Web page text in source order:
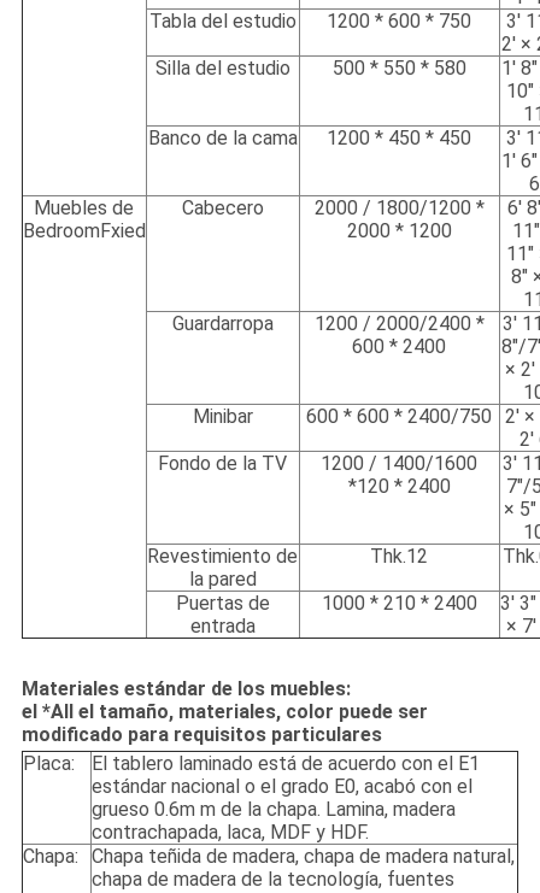
Tabla del estudio
1200 * 600 * 750
3'
2' ×
Silla del estudio
500 * 550 * 580
1'
10"
Banco de la cama
1200 * 450 * 450
3'
1'
Muebles de
BedroomFxied
Cabecero
2000 / 1800/1200 *
2000 * 1200
6'
11"
8"
Guardarropa
1200 / 2000/2400 *
600 * 2400
3'
8"/
× 2'
Minibar
600 * 600 * 2400/750
2' ×
2'
Fondo de la TV
1200 / 1400/1600
*120 * 2400
3'
7"/
×
Revestimiento de
la pared
Thk.12
Puertas de
entrada
1000 * 210 * 2400
3'
×
Materiales estándar de los muebles:
el *All el tamaño, materiales, color puede ser
modificado para requisitos particulares
Placa:
El tablero laminado está de acuerdo con el E1
estándar nacional o el grado E0, acabó con el
grueso 0.6m m de la chapa. Lamina, madera
contrachapada, laca, MDF y HDF.
Chapa:
Chapa teñida de madera, chapa de madera natural,
chapa de madera de la tecnología, fuentes